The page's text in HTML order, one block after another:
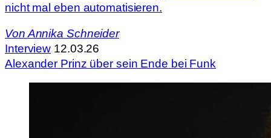
nicht mal eben automatisieren.
Von Annika Schneider
Interview 12.03.26
Alexander Prinz über sein Ende bei Funk